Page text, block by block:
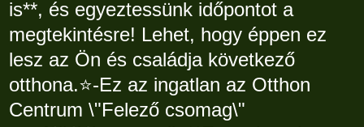
is**, és egyeztessünk időpontot a
megtekintésre! Lehet, hogy éppen ez
lesz az Ön és családja következő
otthona.⭐-Ez az ingatlan az Otthon
Centrum \"Felező csomag\"